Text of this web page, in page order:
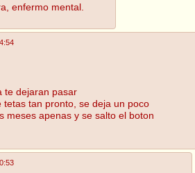
enfermo mental.
te dejaran pasar
tetas tan pronto, se deja un poco
meses apenas y se salto el boton